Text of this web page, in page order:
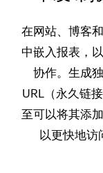
在网站、博客
中嵌入报表，
协作。生成
URL（永久链
至可以将其添
以更快地访